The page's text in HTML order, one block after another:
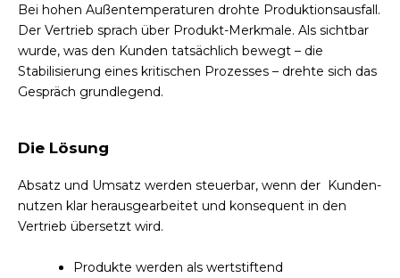
Bei hohen Außentemperaturen drohte Produktionsausfall.
Der Vertrieb sprach über Produkt-Merkmale. Als sichtbar
wurde, was den Kunden tatsächlich bewegt – die
Stabilisierung eines kritischen Prozesses – drehte sich das
Gespräch grundlegend.
Die Lösung
Absatz und Umsatz werden steuerbar, wenn der Kunden-
nutzen klar herausgearbeitet und konsequent in den
Vertrieb übersetzt wird.
Produkte werden als wertstiftend